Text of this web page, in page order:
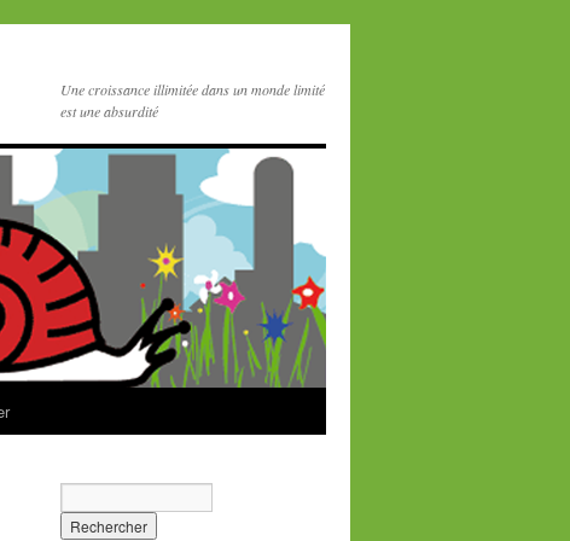
Une croissance illimitée dans un monde limité
est une absurdité